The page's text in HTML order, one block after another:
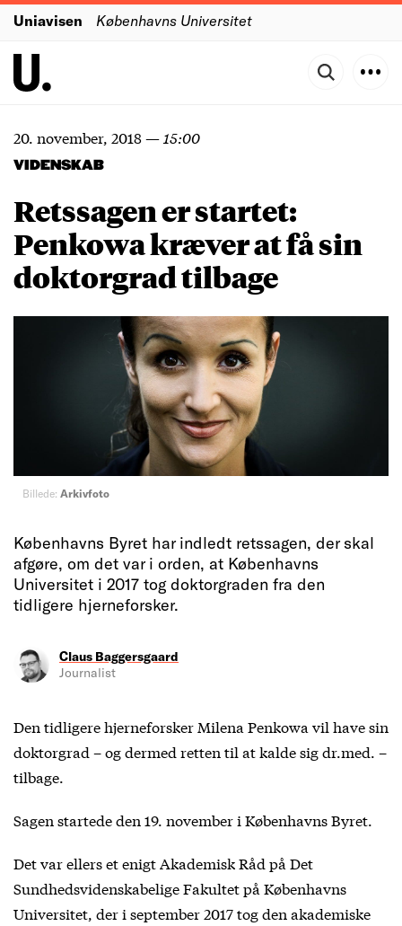
Uniavisen Københavns Universitet
20. november, 2018— 15:00
VIDENSKAB
Retssagen er startet:
Penkowa kræver at få sin
doktorgrad tilbage
Billede: Arkivfoto
Københavns Byret har indledt retssagen, der skal
afgøre, om det var i orden, at Københavns
Universitet i 2017 tog doktorgraden fra den
tidligere hjerneforsker.
Claus Baggersgaard
Journalist
Den tidligere hjerneforsker Milena Penkowa vil have sin
doktorgrad – og dermed retten til at kalde sig dr.med. –
tilbage.
Sagen startede den 19. november i Københavns Byret.
Det var ellers et enigt Akademisk Råd på Det
Sundhedsvidenskabelige Fakultet på Københavns
Universitet, der i september 2017 tog den akademiske